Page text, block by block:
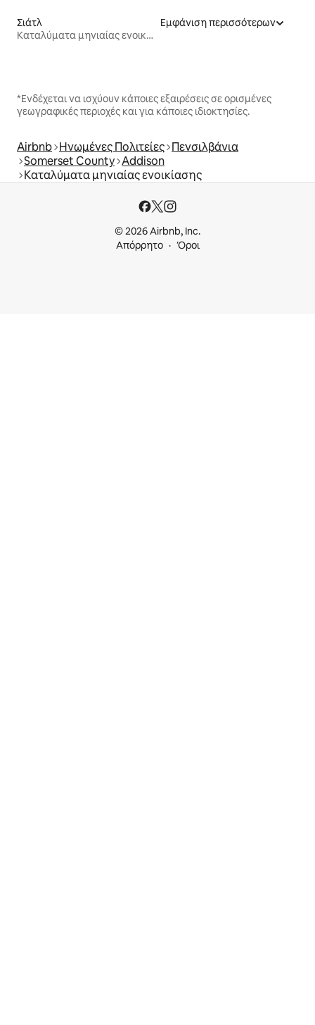
Σιάτλ
Καταλύματα μηνιαίας ενοικίασης
Εμφάνιση περισσότερων
*Ενδέχεται να ισχύουν κάποιες εξαιρέσεις σε ορισμένες
γεωγραφικές περιοχές και για κάποιες ιδιοκτησίες.
Airbnb Ηνωμένες Πολιτείες Πενσιλβάνια
Somerset County Addison
Καταλύματα μηνιαίας ενοικίασης
© 2026 Airbnb, Inc.
Απόρρητο
Όροι